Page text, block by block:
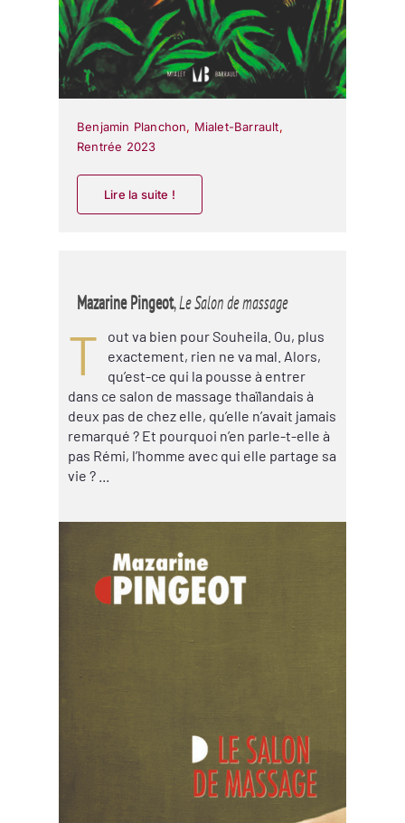
Benjamin Planchon, Mialet-Barrault,
Rentrée 2023
Lire la suite !
Mazarine Pingeot,Le Salon de massage
T
out va bien pour Souheila. Ou, plus
exactement, rien ne va mal. Alors,
qu’est-ce qui la pousse à entrer
dans ce salon de massage thaïlandais à
deux pas de chez elle, qu’elle n’avait jamais
remarqué ? Et pourquoi n’en parle-t-elle à
pas Rémi, l’homme avec qui elle partage sa
vie ? ...